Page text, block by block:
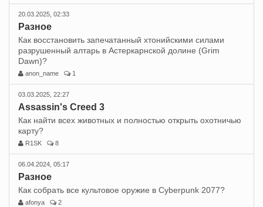
20.03.2025, 02:33
Разное
Как восстановить запечатанный хтонийскими силами
разрушенный алтарь в Астеркарнской долине (Grim
Dawn)?
anon_name 1
03.03.2025, 22:27
Assassin's Creed 3
Как найти всех животных и полностью открыть охотничью
карту?
R1SK 8
06.04.2024, 05:17
Разное
Как собрать все культовое оружие в Cyberpunk 2077?
afonya 2